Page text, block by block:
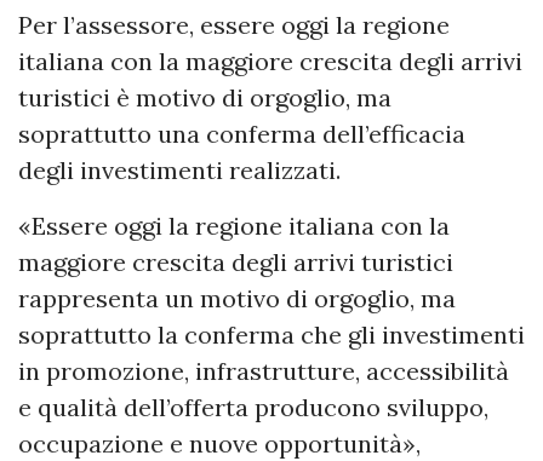
Per l’assessore, essere oggi la regione
italiana con la maggiore crescita degli arrivi
turistici è motivo di orgoglio, ma
soprattutto una conferma dell’efficacia
degli investimenti realizzati.
«Essere oggi la regione italiana con la
maggiore crescita degli arrivi turistici
rappresenta un motivo di orgoglio, ma
soprattutto la conferma che gli investimenti
in promozione, infrastrutture, accessibilità
e qualità dell’offerta producono sviluppo,
occupazione e nuove opportunità»,